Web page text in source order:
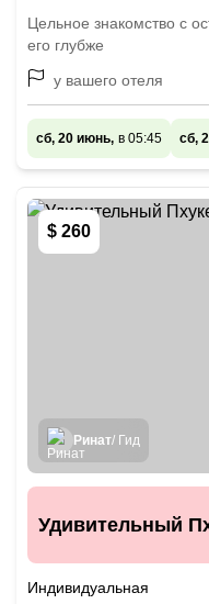
Цельное знакомство с
его глубже
у вашего отеля
сб, 20 июнь, в 05:45 сб,
$ 260
Ринат/ Гид
Удивительный
Индивидуальная